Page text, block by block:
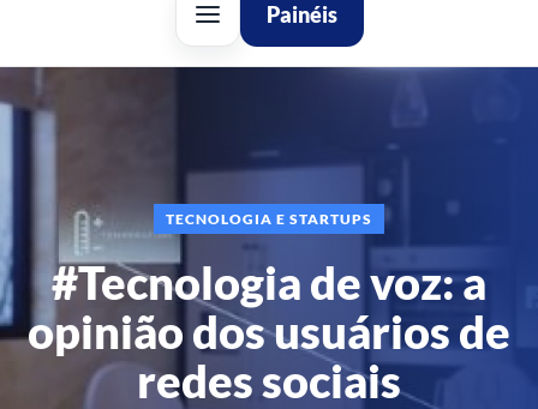
Painéis
TECNOLOGIA E STARTUPS
#Tecnologia de voz: a
opinião dos usuários de
redes sociais